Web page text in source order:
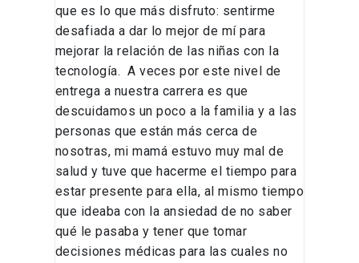
que es lo que más disfruto: sentirme
desafiada a dar lo mejor de mí para
mejorar la relación de las niñas con la
tecnología. A veces por este nivel de
entrega a nuestra carrera es que
descuidamos un poco a la familia y a las
personas que están más cerca de
nosotras, mi mamá estuvo muy mal de
salud y tuve que hacerme el tiempo para
estar presente para ella, al mismo tiempo
que ideaba con la ansiedad de no saber
qué le pasaba y tener que tomar
decisiones médicas para las cuales no